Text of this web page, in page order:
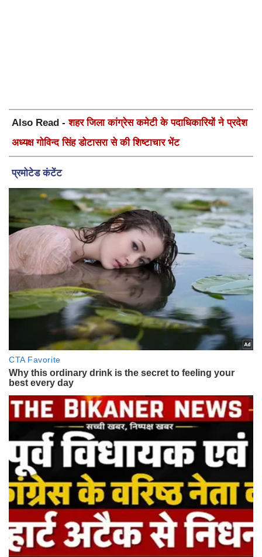
Also Read -शहर जिला कांग्रेस कमेटी के पदाधिकारियों ने प्रदेश
अध्यक्ष गोविन्द सिंह डोटासरा से की शिष्टाचार भेंट